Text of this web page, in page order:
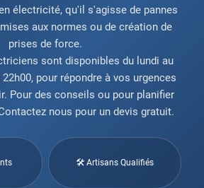
électricité, qu'il s'agisse de pannes
aux normes ou de création de
prises de force.
sont disponibles du lundi au
pour répondre à vos urgences
Pour des conseils ou pour planifier
nous pour un devis gratuit.
🛠 Artisans Qualifiés